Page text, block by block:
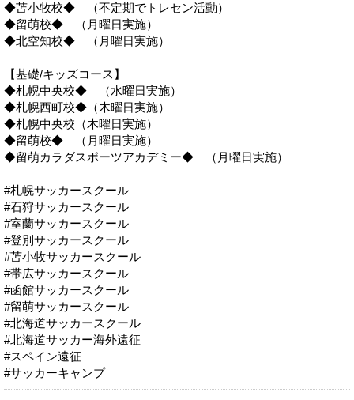
◆苫小牧校◆ （不定期でトレセン活動）
◆留萌校◆ （月曜日実施）
◆北空知校◆ （月曜日実施）
【基礎/キッズコース】
◆札幌中央校◆ （水曜日実施）
◆札幌西町校◆（木曜日実施）
◆札幌中央校（木曜日実施）
◆留萌校◆ （月曜日実施）
◆留萌カラダスポーツアカデミー◆ （月曜日実施）
#札幌サッカースクール
#石狩サッカースクール
#室蘭サッカースクール
#登別サッカースクール
#苫小牧サッカースクール
#帯広サッカースクール
#函館サッカースクール
#留萌サッカースクール
#北海道サッカースクール
#北海道サッカー海外遠征
#スペイン遠征
#サッカーキャンプ